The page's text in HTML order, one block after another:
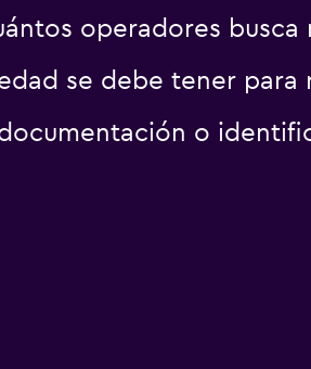
operadores
se debe tener para
o